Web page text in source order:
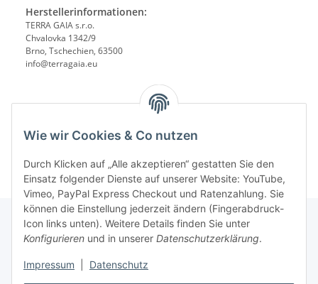
Wie wir Cookies & Co nutzen
Durch Klicken auf „Alle akzeptieren“ gestatten Sie den
Einsatz folgender Dienste auf unserer Website: YouTube,
Vimeo, PayPal Express Checkout und Ratenzahlung. Sie
können die Einstellung jederzeit ändern (Fingerabdruck-
Icon links unten). Weitere Details finden Sie unter
Konfigurieren und in unserer Datenschutzerklärung.
Impressum Datenschutz
Herstellerinformationen:
TERRA GAIA s.r.o.
Chvalovka 1342/9
Brno, Tschechien, 63500
info@terragaia.eu